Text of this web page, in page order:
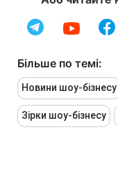
Більше по темі:
Новини шоу-бізнесу
Зірки шоу-бізнесу